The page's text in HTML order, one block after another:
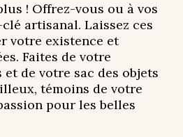
! Offrez-vous ou à vos
artisanal. Laissez ces
votre existence et
Faites de votre
de votre sac des objets
témoins de votre
pour les belles